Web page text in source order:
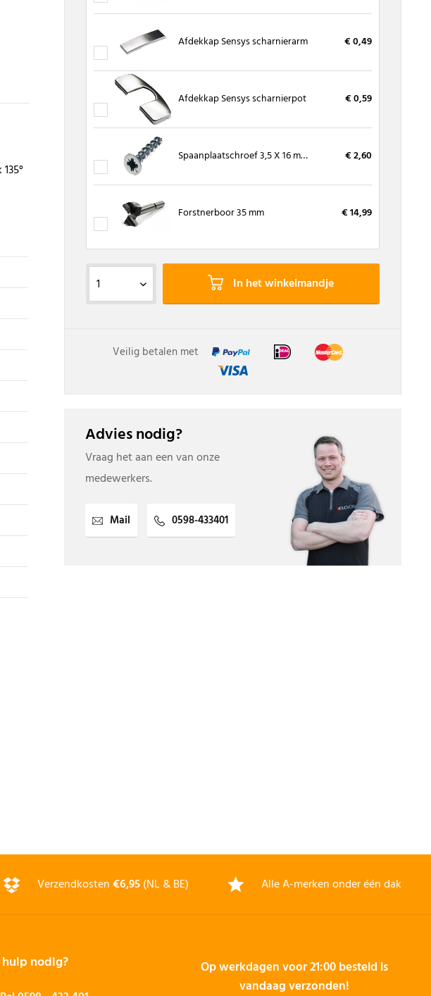
Afdekkap Sensys scharnierarm € 0,49
Afdekkap Sensys scharnierpot € 0,59
Spaanplaatschroef 3,5 X 16 mm, kruiskop (200 stuks) € 2,60
Forstnerboor 35 mm € 14,99
In het winkelmandje
Veilig betalen met
Advies nodig?
Vraag het aan een van onze
medewerkers.
Mail 0598-433401
Verzendkosten€6,95(NL & BE) Alle A-merken onder één dak
nodig?
Op werkdagen voor 21:00 besteld is
vandaag verzonden!